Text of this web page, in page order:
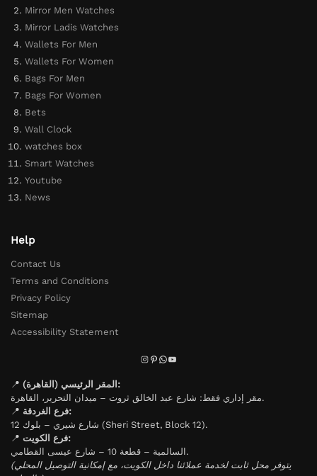
Mirror Men Watches
Mirror Ladis Watches
Wallets For Men
Wallets For Women
Bags For Men
Bags For Women
Bets
Wall Clock
watches box
Smart Watches
Youtube
News
Help
Contact Us
Terms and Conditions
Privacy Policy
Sitemap
Accessibility Statement
📍
المقر الرئيسي (القاهرة):
مقر إداري فقط: شارع عبد الخالق ثروت – ميدان التحرير، القاهرة.
📍
فرع الغردقة:
شارع شيري – بلوك 12 (Sheri Street, Block 12).
📍
فرع الكويت:
السالمية – قطعة 10 – شارع عيسى القطامي.
(يتوفر محل ثابت لخدمة عملائنا داخل الكويت، مع إمكانية التوصيل المحلي